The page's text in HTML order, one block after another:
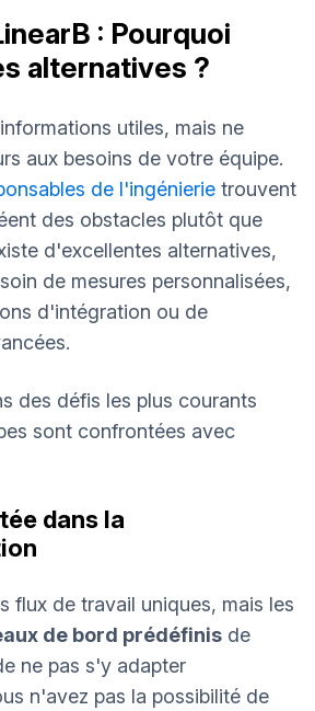
: Pourquoi
alternatives ?
utiles, mais ne
aux besoins de votre équipe.
de l'ingénierie trouvent
des obstacles plutôt que
d'excellentes alternatives,
de mesures personnalisées,
d'intégration ou de
des défis les plus courants
sont confrontées avec
dans la
flux de travail uniques, mais les
de bord prédéfinis de
ne pas s'y adapter
n'avez pas la possibilité de